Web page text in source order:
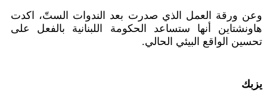
وعن ورقة العمل الذي صدرت بعد الندوات الستّ، اكدت
هاونشتاين أنها ستساعد الحكومة اللبنانية بالفعل على
تحسين الواقع البيئي الحالي.
يزبك